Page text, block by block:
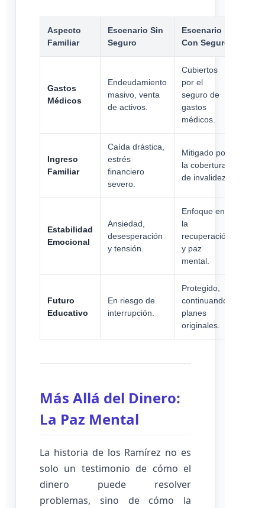
Aspecto
Familiar
Escenario Sin
Seguro
Escenario
Con Seguro
Gastos
Médicos
Endeudamiento
masivo, venta
de activos.
Cubiertos
por el
seguro de
gastos
médicos.
Ingreso
Familiar
Caída drástica,
estrés
financiero
severo.
Mitigado por
la cobertura
de invalidez.
Estabilidad
Emocional
Ansiedad,
desesperación
y tensión.
Enfoque en
la
recuperación
y paz
mental.
Futuro
Educativo
En riesgo de
interrupción.
Protegido,
continuando
planes
originales.
Más Allá del Dinero:
La Paz Mental
La historia de los Ramírez no es
solo un testimonio de cómo el
dinero puede resolver
problemas, sino de cómo la